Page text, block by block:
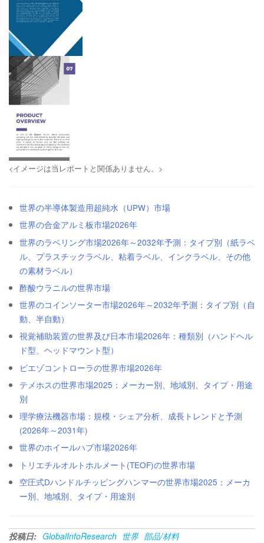
<イメージは当レポートと関係ありません。>
世界の半導体製造用超純水（UPW）市場
世界の合金アルミ板市場2026年
世界のラベリング市場2026年～2032年予測：タイプ別（紙ラベ
ル、プラスチックラベル、粘着ラベル、インクラベル、その他
の素材ラベル）
酢酸ウラニルの世界市場
世界のコインソーター市場2026年～2032年予測：タイプ別（自
動、半自動）
視覚補助装置の世界及び日本市場2026年：種類別（ハンドヘル
ド型、ヘッドマウント型）
ピエゾコントローラの世界市場2026年
テメホスの世界市場2025：メーカー別、地域別、タイプ・用途
別
理学療法機器市場：規模・シェア分析、成長トレンドと予測
(2026年～2031年)
世界のホイールハブ市場2026年
トリエチルオルトホルメート(TEOF)の世界市場
空圧式Dハンドルチッピングハンマーの世界市場2025：メーカ
ー別、地域別、タイプ・用途別
投稿日: GlobalInfoResearch 世界 部品/材料